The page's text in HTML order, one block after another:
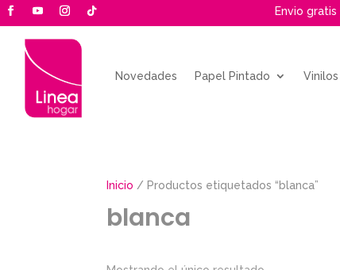
Envio
Novedades Papel Pintado
Inicio / Productos etiquetados “blanca”
blanca